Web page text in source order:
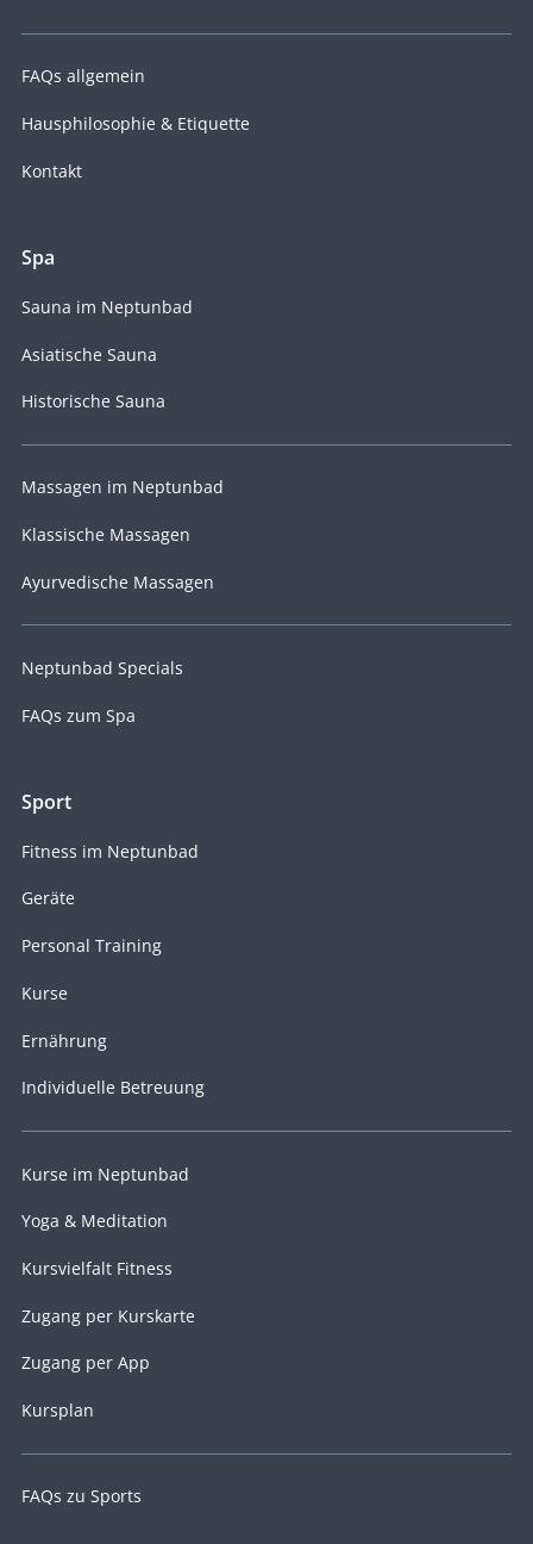
FAQs allgemein
Hausphilosophie & Etiquette
Kontakt
Spa
Sauna im Neptunbad
Asiatische Sauna
Historische Sauna
Massagen im Neptunbad
Klassische Massagen
Ayurvedische Massagen
Neptunbad Specials
FAQs zum Spa
Sport
Fitness im Neptunbad
Geräte
Personal Training
Kurse
Ernährung
Individuelle Betreuung
Kurse im Neptunbad
Yoga & Meditation
Kursvielfalt Fitness
Zugang per Kurskarte
Zugang per App
Kursplan
FAQs zu Sports